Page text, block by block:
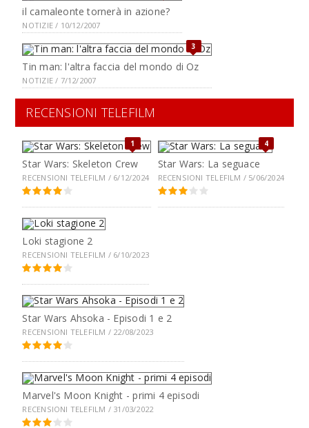
il camaleonte tornerà in azione?
NOTIZIE / 10/12/2007
3
Tin man: l'altra faccia del mondo di Oz
NOTIZIE / 7/12/2007
RECENSIONI TELEFILM
1
Star Wars: Skeleton Crew
RECENSIONI TELEFILM / 6/12/2024
4
Star Wars: La seguace
RECENSIONI TELEFILM / 5/06/2024
Loki stagione 2
RECENSIONI TELEFILM / 6/10/2023
Star Wars Ahsoka - Episodi 1 e 2
RECENSIONI TELEFILM / 22/08/2023
Marvel's Moon Knight - primi 4 episodi
RECENSIONI TELEFILM / 31/03/2022